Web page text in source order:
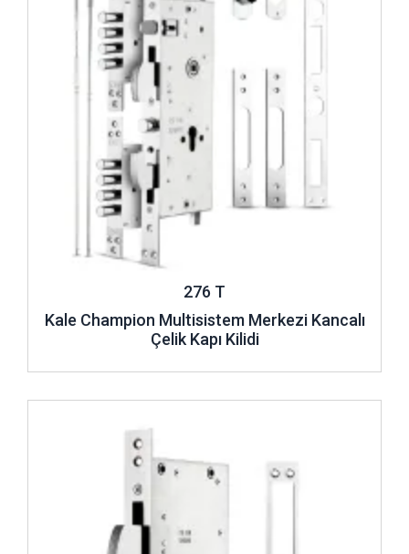
276 T
Kale Champion Multisistem Merkezi Kancalı
Çelik Kapı Kilidi